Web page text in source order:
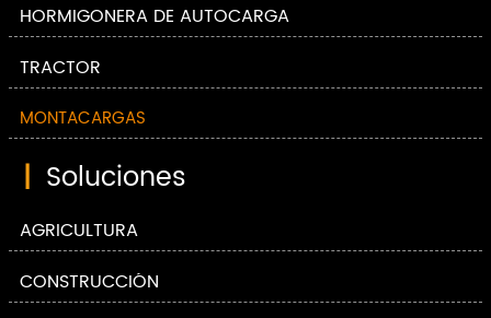
HORMIGONERA DE AUTOCARGA
TRACTOR
MONTACARGAS
| Soluciones
AGRICULTURA
CONSTRUCCIÓN